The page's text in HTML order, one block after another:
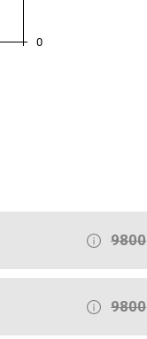
0
9800
9800